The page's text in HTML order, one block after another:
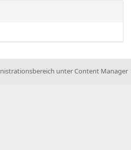
unter Content Manager